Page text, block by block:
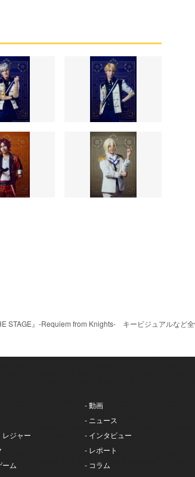
STAGE』-Requiem from Knights- キービジュアルなど
ジャー
ーム
- 動画
- ニュース
- インタビュー
- レポート
- コラム